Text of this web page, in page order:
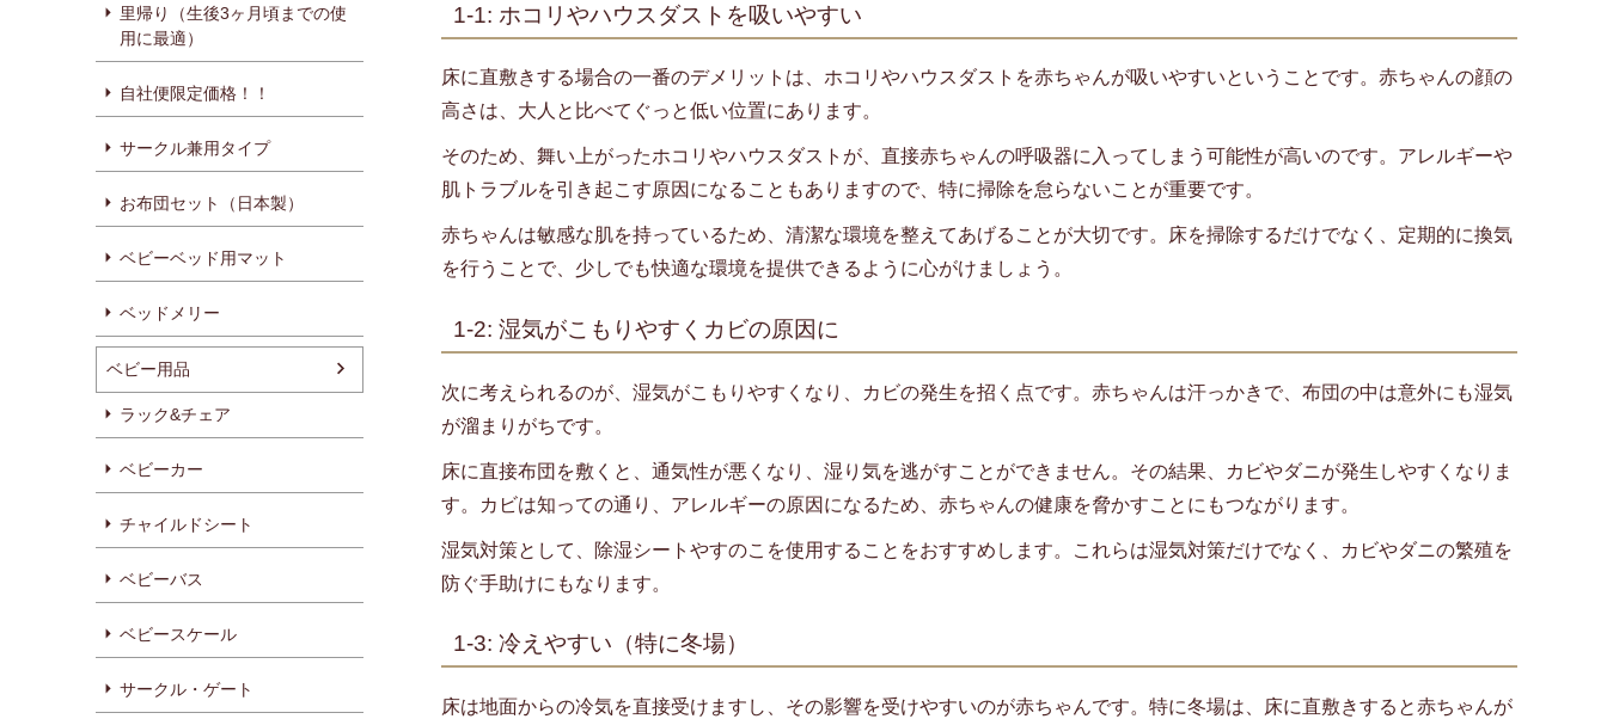
里帰り（生後3ヶ月頃までの使
用に最適）
自社便限定価格！！
サークル兼用タイプ
お布団セット（日本製）
ベビーベッド用マット
ベッドメリー
ベビー用品
ラック&チェア
ベビーカー
チャイルドシート
ベビーバス
ベビースケール
サークル・ゲート
1-1: ホコリやハウスダストを吸いやすい
床に直敷きする場合の一番のデメリットは、ホコリやハウスダストを赤ちゃんが吸いやすいということです。赤ちゃんの顔の
高さは、大人と比べてぐっと低い位置にあります。
そのため、舞い上がったホコリやハウスダストが、直接赤ちゃんの呼吸器に入ってしまう可能性が高いのです。アレルギーや
肌トラブルを引き起こす原因になることもありますので、特に掃除を怠らないことが重要です。
赤ちゃんは敏感な肌を持っているため、清潔な環境を整えてあげることが大切です。床を掃除するだけでなく、定期的に換気
を行うことで、少しでも快適な環境を提供できるように心がけましょう。
1-2: 湿気がこもりやすくカビの原因に
次に考えられるのが、湿気がこもりやすくなり、カビの発生を招く点です。赤ちゃんは汗っかきで、布団の中は意外にも湿気
が溜まりがちです。
床に直接布団を敷くと、通気性が悪くなり、湿り気を逃がすことができません。その結果、カビやダニが発生しやすくなりま
す。カビは知っての通り、アレルギーの原因になるため、赤ちゃんの健康を脅かすことにもつながります。
湿気対策として、除湿シートやすのこを使用することをおすすめします。これらは湿気対策だけでなく、カビやダニの繁殖を
防ぐ手助けにもなります。
1-3: 冷えやすい（特に冬場）
床は地面からの冷気を直接受けますし、その影響を受けやすいのが赤ちゃんです。特に冬場は、床に直敷きすると赤ちゃんが